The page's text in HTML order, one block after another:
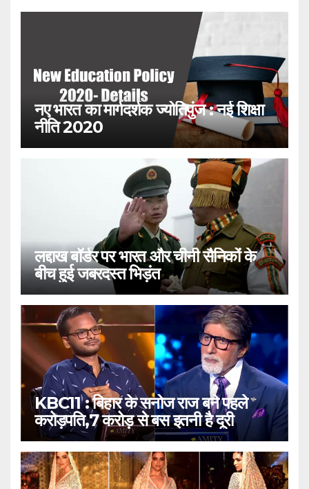
नए भारत का मार्गदर्शक ज्योतिपुंज : नई शिक्षा
नीति 2020
लद्दाख बॉर्डर पर भारत और चीनी सैनिकों के
बीच हुई जबरदस्त भिड़ंत
KBC11 : बिहार के सनोज राज बने पहले
करोड़पति,7 करोड़ से बस इतनी है दूरी